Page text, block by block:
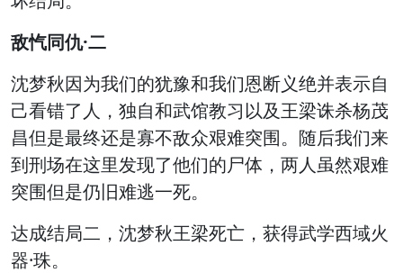
敌忾同仇·二
沈梦秋因为我们的犹豫和我们恩断义绝并表示自
己看错了人，独自和武馆教习以及王梁诛杀杨茂
昌但是最终还是寡不敌众艰难突围。随后我们来
到刑场在这里发现了他们的尸体，两人虽然艰难
突围但是仍旧难逃一死。
达成结局二，沈梦秋王梁死亡，获得武学西域火
器·珠。